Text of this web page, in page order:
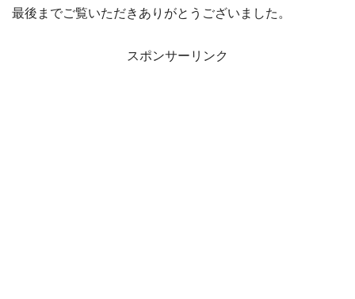
最後までご覧いただきありがとうございました。
スポンサーリンク